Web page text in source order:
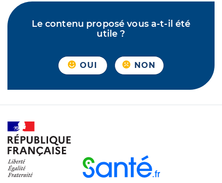
Le contenu proposé vous a-t-il été
utile ?
OUI NON